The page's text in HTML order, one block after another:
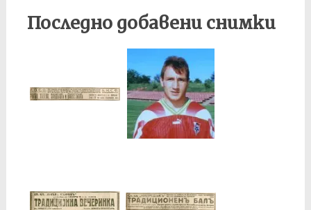
Последно добавени снимки